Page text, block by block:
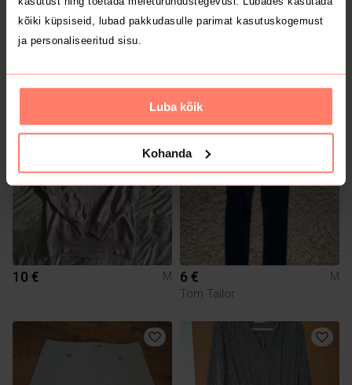
kõiki küpsiseid, lubad pakkudasulle parimat kasutuskogemust
ja personaliseeritud sisu.
Luba kõik
Kohanda
Arket
Sinsay
10 € M 6 €
M
Tom Tailor